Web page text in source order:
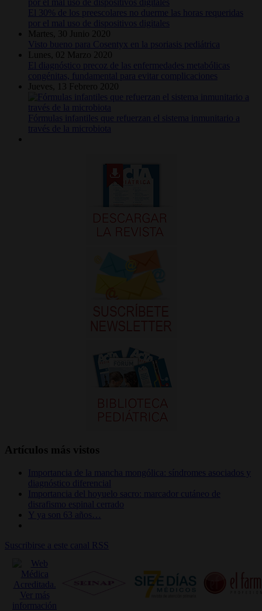
El 30% de los preescolares no duerme las horas requeridas
por el mal uso de dispositivos digitales
Martes, 30 Junio 2020
Visto bueno para Cosentyx en la psoriasis pediátrica
Lunes, 02 Marzo 2020
El diagnóstico precoz de las enfermedades metabólicas
congénitas, fundamental para evitar complicaciones
Jueves, 13 Febrero 2020
Fórmulas infantiles que refuerzan el sistema inmunitario a
través de la microbiota
Artículos más vistos
Importancia de la mancha mongólica: síndromes asociados y
diagnóstico diferencial
Importancia del hoyuelo sacro: marcador cutáneo de
disrafismo espinal cerrado
Y ya son 63 años…
Suscribirse a este canal RSS